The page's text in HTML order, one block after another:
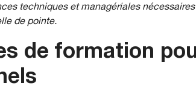
techniques et managériales
de pointe.
de formation